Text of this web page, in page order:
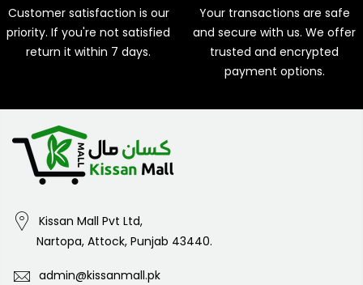
Customer satisfaction is our
priority. If you're not satisfied
return it within 7 days.
Your transactions are safe
and secure with us. We offer
trusted and encrypted
payment options.
Kissan Mall Pvt Ltd,
Nartopa, Attock, Punjab 43440.
admin@kissanmall.pk